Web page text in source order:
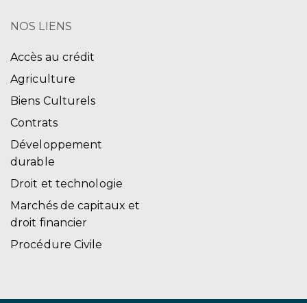
NOS LIENS
Accès au crédit
Agriculture
Biens Culturels
Contrats
Développement
durable
Droit et technologie
Marchés de capitaux et
droit financier
Procédure Civile